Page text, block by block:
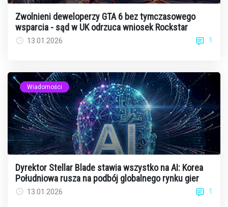
Zwolnieni deweloperzy GTA 6 bez tymczasowego
wsparcia - sąd w UK odrzuca wniosek Rockstar
13.01.2026 1
Wiadomości
Dyrektor Stellar Blade stawia wszystko na AI: Korea
Południowa rusza na podbój globalnego rynku gier
13.01.2026 1